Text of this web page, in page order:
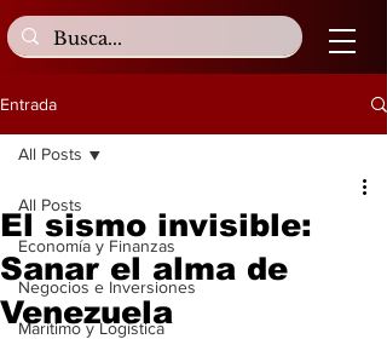
Entrada
All Posts
Economía y Finanzas
Negocios e Inversiones
Marítimo y Logística
All Posts
El sismo invisible:
Sanar el alma de
Venezuela